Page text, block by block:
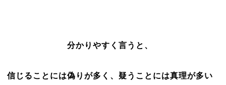
分かりやすく言うと、
信じることには偽りが多く、疑うことには真理が多い